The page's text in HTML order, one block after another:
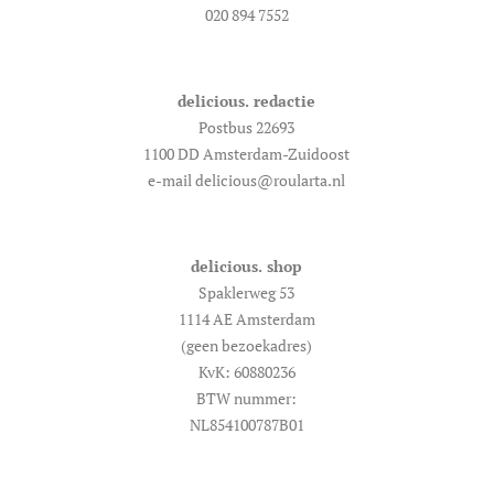
020 894 7552
delicious. redactie
Postbus 22693
1100 DD Amsterdam-Zuidoost
e-mail delicious@roularta.nl
delicious. shop
Spaklerweg 53
1114 AE Amsterdam
(geen bezoekadres)
KvK: 60880236
BTW nummer:
NL854100787B01